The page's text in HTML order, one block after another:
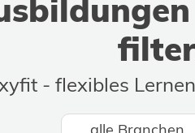
extremen Spaß
- flexibles